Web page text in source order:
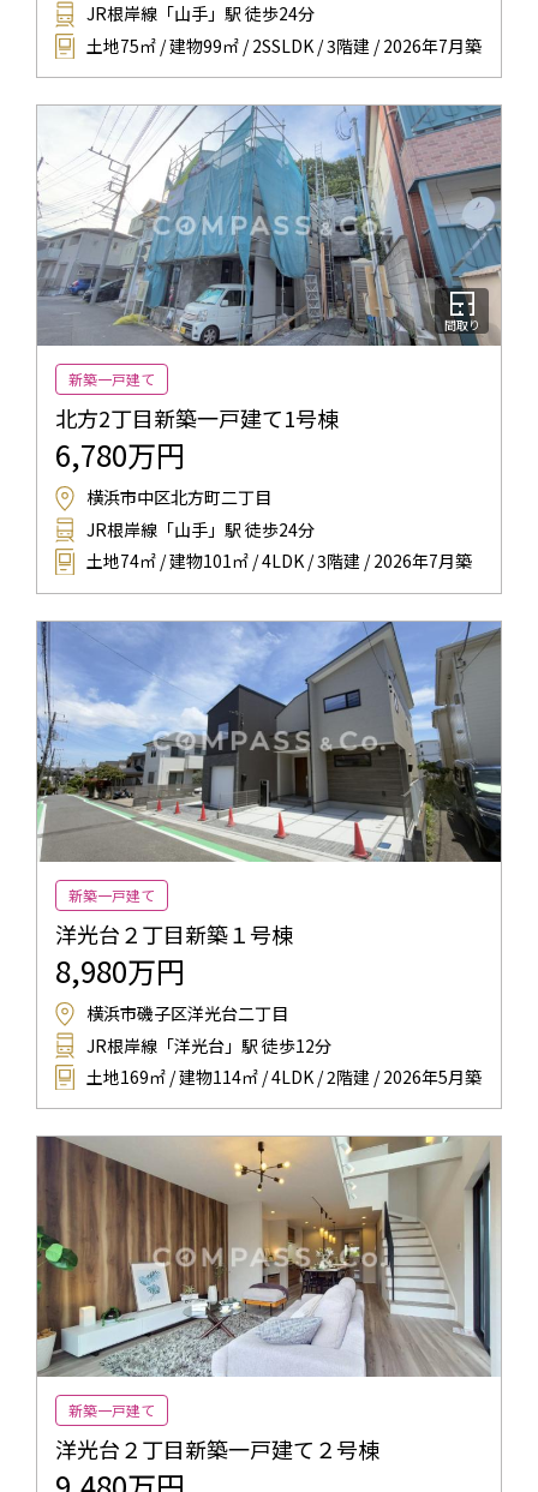
JR根岸線「山手」駅 徒歩24分
土地75㎡ / 建物99㎡ / 2SSLDK / 3階建 / 2026年7月築
間取り
新築一戸建て
北方2丁目新築一戸建て1号棟
6,780万円
横浜市中区北方町二丁目
JR根岸線「山手」駅 徒歩24分
土地74㎡ / 建物101㎡ / 4LDK / 3階建 / 2026年7月築
新築一戸建て
洋光台２丁目新築１号棟
8,980万円
横浜市磯子区洋光台二丁目
JR根岸線「洋光台」駅 徒歩12分
土地169㎡ / 建物114㎡ / 4LDK / 2階建 / 2026年5月築
新築一戸建て
洋光台２丁目新築一戸建て２号棟